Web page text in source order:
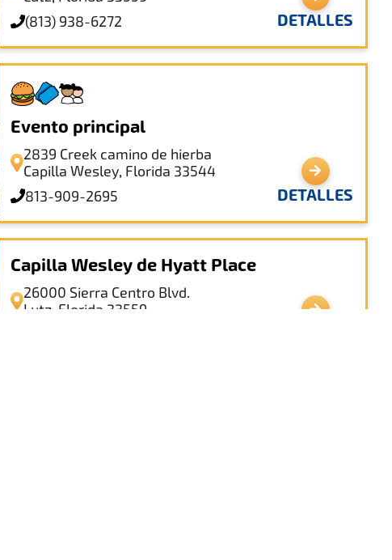
(813) 938-6272
DETALLES
Evento principal
2839 Creek camino de hierba
Capilla Wesley, Florida 33544
813-909-2695
DETALLES
Capilla Wesley de Hyatt Place
26000 Sierra Centro Blvd.
Lutz, Florida 33559